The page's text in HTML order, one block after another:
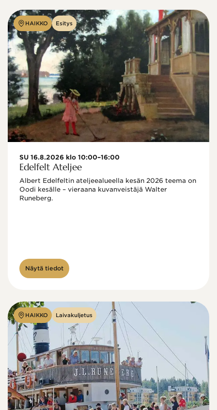
HAIKKO Esitys
SU 16.8.2026 klo 10:00–16:00
Edelfelt Ateljee
Albert Edelfeltin ateljeealueella kesän 2026 teema on
Oodi kesälle – vieraana kuvanveistäjä Walter
Näytä tiedot
HAIKKO Laivakuljetus